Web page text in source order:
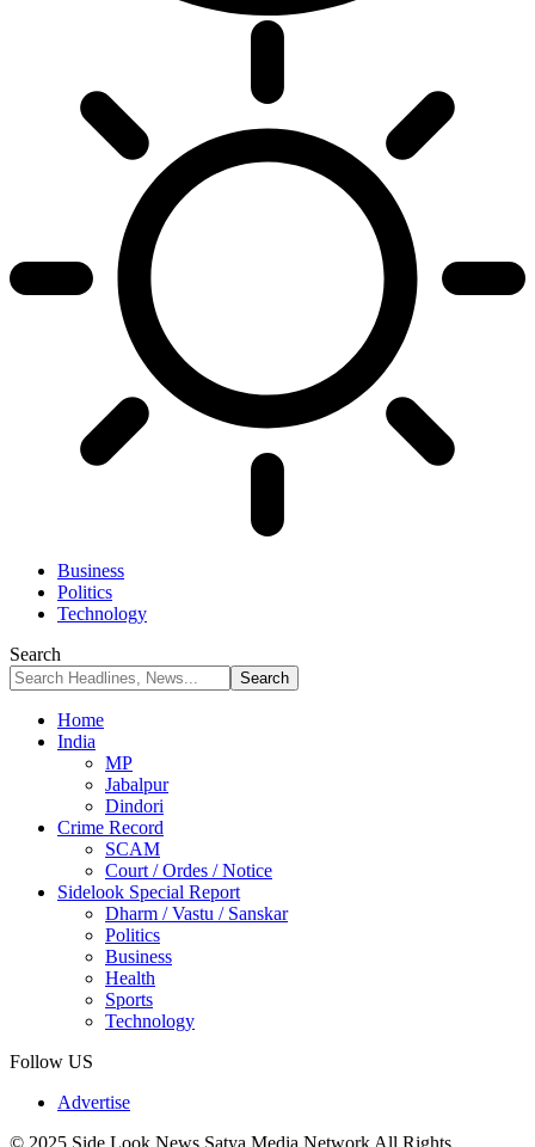
Business
Politics
Technology
Search
Home
India
MP
Jabalpur
Dindori
Crime Record
SCAM
Court / Ordes / Notice
Sidelook Special Report
Dharm / Vastu / Sanskar
Politics
Business
Health
Sports
Technology
Follow US
Advertise
© 2025 Side Look News Satya Media Network All Rights